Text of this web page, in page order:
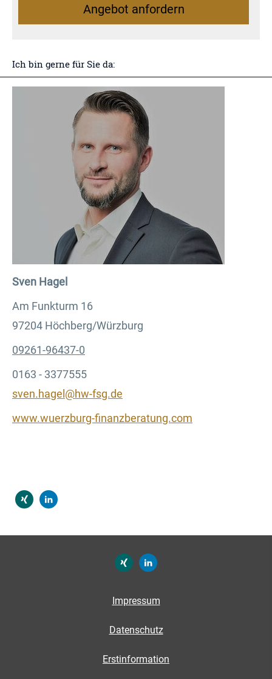
An­ge­bot an­for­dern
Ich bin gerne für Sie da:
Sven Hagel
Am Funkturm 16
97204 Höchberg/Würzburg
09261-96437-0
0163 - 3377555
sven.hagel@hw-fsg.de
www.wuerzburg-finanzberatung.com
Impressum
Datenschutz
Erstinformation